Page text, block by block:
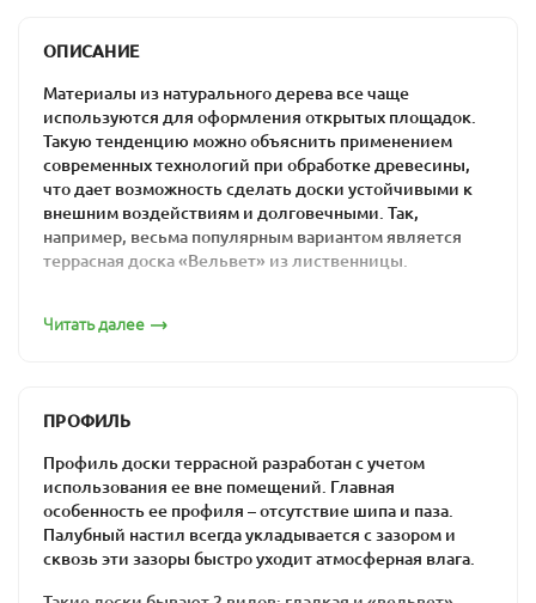
ОПИСАНИЕ
Материалы из натурального дерева все чаще
используются для оформления открытых площадок.
Такую тенденцию можно объяснить применением
современных технологий при обработке древесины,
что дает возможность сделать доски устойчивыми к
внешним воздействиям и долговечными. Так,
например, весьма популярным вариантом является
террасная доска «Вельвет» из лиственницы.
возможность использовать его в строительстве для
Террасная доска из
лиственницы: профиль
«Вельвет»
Такой вид декинга называют также рифленым ввиду
Читать далее
ПРОФИЛЬ
Профиль доски террасной разработан с учетом
использования ее вне помещений. Главная
особенность ее профиля – отсутствие шипа и паза.
Палубный настил всегда укладывается с зазором и
сквозь эти зазоры быстро уходит атмосферная влага.